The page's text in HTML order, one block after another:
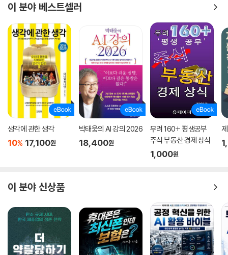
이 분야 베스트셀러
생각에 관한 생각
10% 17,100원
박태웅의 AI 강의 2026
18,400원
무려 160+ 평생공부
주식 부동산 경제 상식
1,000원
이 분야 신상품